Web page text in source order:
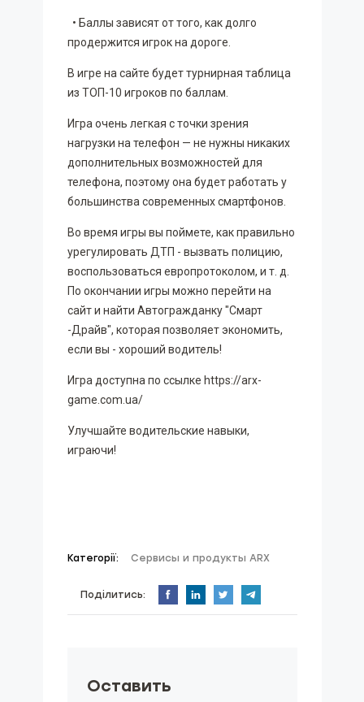
• Баллы зависят от того, как долго
продержится игрок на дороге.
В игре на сайте будет турнирная таблица
из ТОП-10 игроков по баллам.
Игра очень легкая с точки зрения
нагрузки на телефон — не нужны никаких
дополнительных возможностей для
телефона, поэтому она будет работать у
большинства современных смартфонов.
Во время игры вы поймете, как правильно
урегулировать ДТП - вызвать полицию,
воспользоваться европротоколом, и т. д.
По окончании игры можно перейти на
сайт и найти Автогражданку "Смарт
-Драйв", которая позволяет экономить,
если вы - хороший водитель!
Игра доступна по ссылке https://arx-
game.com.ua/
Улучшайте водительские навыки,
играючи!
Категорії: Cервисы и продукты ARX
Поділитись:
Оставить